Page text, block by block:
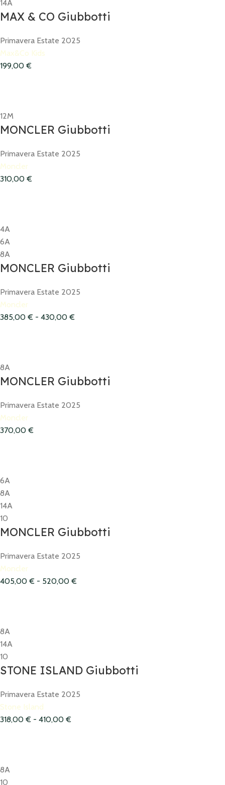
14A
MAX & CO Giubbotti
Primavera Estate 2025
Max&Co Kids
199,00 €
12M
MONCLER Giubbotti
Primavera Estate 2025
Moncler
310,00 €
4A
6A
8A
MONCLER Giubbotti
Primavera Estate 2025
Moncler
385,00 € - 430,00 €
8A
MONCLER Giubbotti
Primavera Estate 2025
Moncler
370,00 €
6A
8A
14A
10
MONCLER Giubbotti
Primavera Estate 2025
Moncler
405,00 € - 520,00 €
8A
14A
10
STONE ISLAND Giubbotti
Primavera Estate 2025
Stone Island
318,00 € - 410,00 €
8A
10